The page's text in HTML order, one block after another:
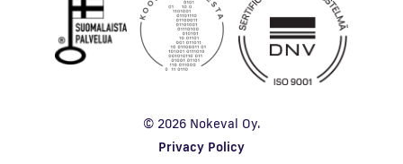
© 2026 Nokeval Oy.
Privacy Policy